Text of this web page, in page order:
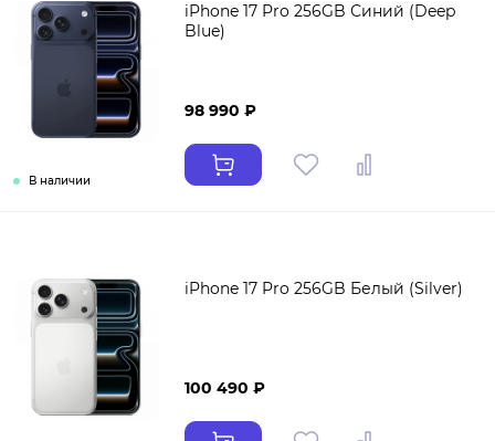
В наличии
iPhone 17 Pro 256GB Синий (Deep
Blue)
98 990 ₽
iPhone 17 Pro 256GB Белый (Silver)
100 490 ₽